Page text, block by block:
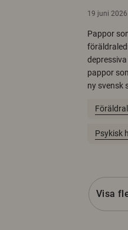
19 juni 2026
Pappor
pappor
ny svensk
Psykisk
Visa